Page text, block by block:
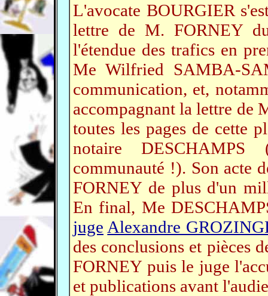
L'avocate BOURGIER
lettre de M. FORNEY
l'étendue des trafics en
Me Wilfried SAMBA-
communication, et,
accompagnant la lettre de
toutes les pages de cette
notaire
communauté !). Son acte
FORNEY de plus d'un
En final, Me
juge Alexandre
des conclusions et pièces
FORNEY puis le juge
et publications avant